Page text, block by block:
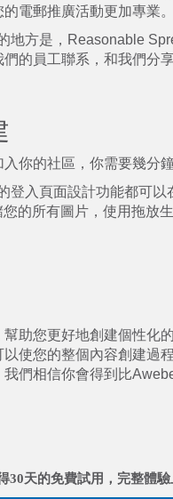
電郵推廣活動更加專業。
地方是，Reasonable
的員工聯系，和我們分
你的社區，你需要幾分
登入頁面設計功能都可
的所有圖片，使用拖放
助您更好地創建個性化
使您的整個內容創建過
們相信你會得到比
30天的免費試用，完整體驗